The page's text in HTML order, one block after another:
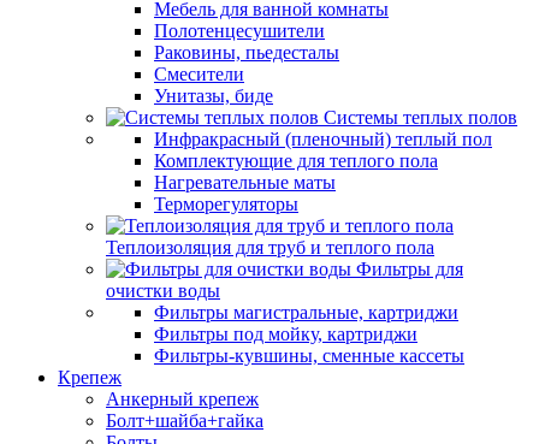
Мебель для ванной комнаты
Полотенцесушители
Раковины, пьедесталы
Смесители
Унитазы, биде
Системы теплых полов
Инфракрасный (пленочный) теплый пол
Комплектующие для теплого пола
Нагревательные маты
Терморегуляторы
Теплоизоляция для труб и теплого пола
Фильтры для
очистки воды
Фильтры магистральные, картриджи
Фильтры под мойку, картриджи
Фильтры-кувшины, сменные кассеты
Крепеж
Анкерный крепеж
Болт+шайба+гайка